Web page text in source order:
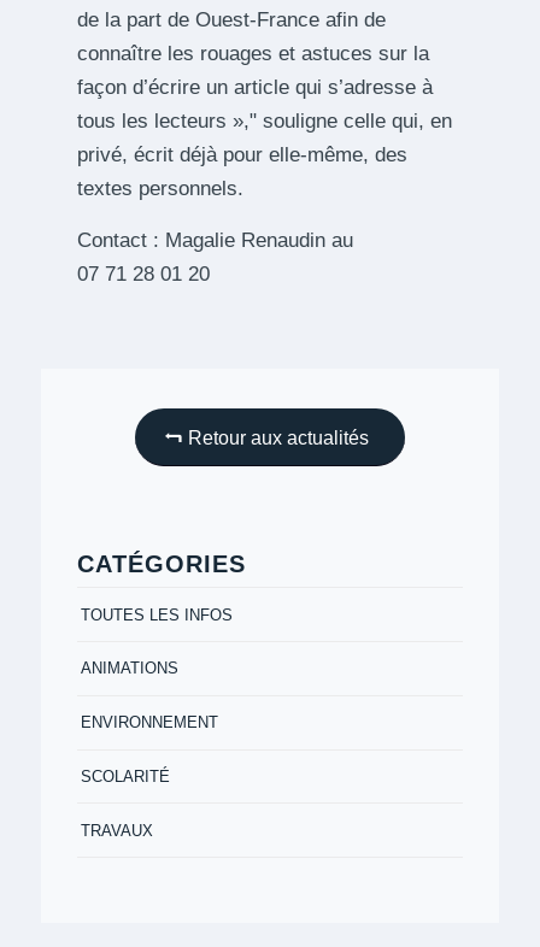
de la part de Ouest-France afin de
connaître les rouages et astuces sur la
façon d’écrire un article qui s’adresse à
tous les lecteurs », souligne celle qui, en
privé, écrit déjà pour elle-même, des
textes personnels.
Contact : Magalie Renaudin au
07 71 28 01 20
Retour aux actualités
CATÉGORIES
TOUTES LES INFOS
ANIMATIONS
ENVIRONNEMENT
SCOLARITÉ
TRAVAUX